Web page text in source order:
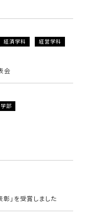
経済学科 経営学科
会
部
」を受賞しました